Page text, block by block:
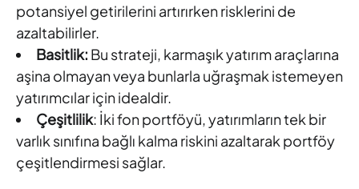
potansiyel getirilerini artırırken risklerini de
azaltabilirler.
Basitlik: Bu strateji, karmaşık yatırım araçlarına
aşina olmayan veya bunlarla uğraşmak istemeyen
yatırımcılar için idealdir.
Çeşitlilik: İki fon portföyü, yatırımların tek bir
varlık sınıfına bağlı kalma riskini azaltarak portföy
çeşitlendirmesi sağlar.